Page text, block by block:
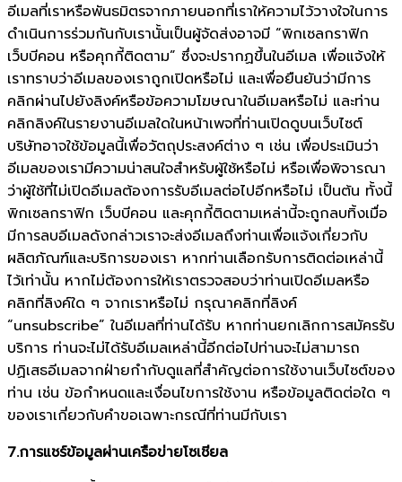
อีเมลที่เราหรือพันธมิตรจากภายนอกที่เราให้ความไว้วางใจในการ
ดำเนินการร่วมกันกับเรานั้นเป็นผู้จัดส่งอาจมี “พิกเซลกราฟิก
เว็บบีคอน หรือคุกกี้ติดตาม” ซึ่งจะปรากฏขึ้นในอีเมล เพื่อแจ้งให้
เราทราบว่าอีเมลของเราถูกเปิดหรือไม่ และเพื่อยืนยันว่ามีการ
คลิกผ่านไปยังลิงค์หรือข้อความโฆษณาในอีเมลหรือไม่ และท่าน
คลิกลิงค์ในรายงานอีเมลใดในหน้าเพจที่ท่านเปิดดูบนเว็บไซต์
บริษัทอาจใช้ข้อมูลนี้เพื่อวัตถุประสงค์ต่าง ๆ เช่น เพื่อประเมินว่า
อีเมลของเรามีความน่าสนใจสำหรับผู้ใช้หรือไม่ หรือเพื่อพิจารณา
ว่าผู้ใช้ที่ไม่เปิดอีเมลต้องการรับอีเมลต่อไปอีกหรือไม่ เป็นต้น ทั้งนี้
พิกเซลกราฟิก เว็บบีคอน และคุกกี้ติดตามเหล่านี้จะถูกลบทิ้งเมื่อ
มีการลบอีเมลดังกล่าวเราจะส่งอีเมลถึงท่านเพื่อแจ้งเกี่ยวกับ
ผลิตภัณฑ์และบริการของเรา หากท่านเลือกรับการติดต่อเหล่านี้
ไว้เท่านั้น หากไม่ต้องการให้เราตรวจสอบว่าท่านเปิดอีเมลหรือ
คลิกที่ลิงค์ใด ๆ จากเราหรือไม่ กรุณาคลิกที่ลิงค์
“unsubscribe” ในอีเมลที่ท่านได้รับ หากท่านยกเลิกการสมัครรับ
บริการ ท่านจะไม่ได้รับอีเมลเหล่านี้อีกต่อไปท่านจะไม่สามารถ
ปฏิเสธอีเมลจากฝ่ายกำกับดูแลที่สำคัญต่อการใช้งานเว็บไซต์ของ
ท่าน เช่น ข้อกำหนดและเงื่อนไขการใช้งาน หรือข้อมูลติดต่อใด ๆ
ของเราเกี่ยวกับคำขอเฉพาะกรณีที่ท่านมีกับเรา
7.การแชร์ข้อมูลผ่านเครือข่ายโซเชียล